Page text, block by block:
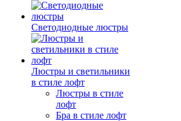
Светодиодные люстры
Люстры и светильники
в стиле лофт
Люстры в стиле
лофт
Бра в стиле лофт